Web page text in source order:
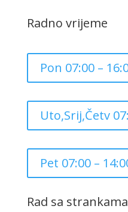
Radno vrijeme
Pon 07:00 –
Uto,Srij,Četv
Pet 07:00 –
Rad sa strankama